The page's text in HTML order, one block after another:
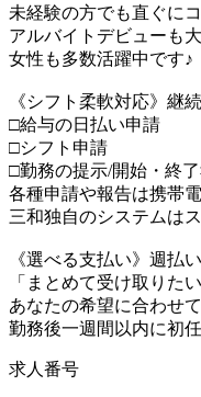
未経験の方でも直ぐに
アルバイトデビューも
女性も多数活躍中です♪
《シフト柔軟対応》継
□給与の日払い申請
□シフト申請
□勤務の提示/開始・終
各種申請や報告は携帯
三和独自のシステムは
《選べる支払い》週払
「まとめて受け取りた
あなたの希望に合わせ
勤務後一週間以内に初
求人番号